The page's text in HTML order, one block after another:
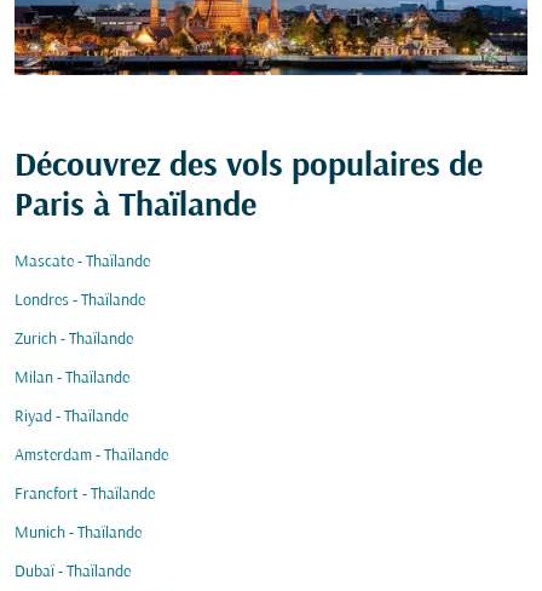
Découvrez des vols populaires de
Paris à Thaïlande
Mascate - Thaïlande
Londres - Thaïlande
Zurich - Thaïlande
Milan - Thaïlande
Riyad - Thaïlande
Amsterdam - Thaïlande
Francfort - Thaïlande
Munich - Thaïlande
Dubaï - Thaïlande